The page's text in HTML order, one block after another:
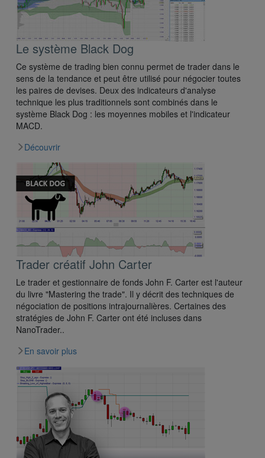
Le système Black Dog
Ce système de trading bien connu permet de trader dans le
sens de la tendance et peut être utilisé pour négocier toutes
les paires de devises. Deux des indicateurs d'analyse
technique les plus traditionnels sont combinés dans le
système Black Dog : les moyennes mobiles et l'indicateur
MACD.
Découvrir
Trader créatif John Carter
Le trader et gestionnaire de fonds John F. Carter est l'auteur
du livre "Mastering the trade". Il y décrit des techniques de
négociation de positions intrajournalières. Certaines des
stratégies de John F. Carter ont été incluses dans
NanoTrader..
En savoir plus